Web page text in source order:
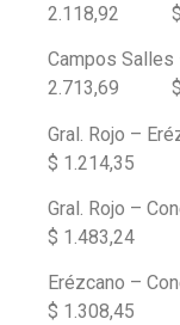
2.118,92 $
Campos
2.713,69 $
Gral.
$ 1.214,35
Gral.
$ 1.483,24
$ 1.308,45